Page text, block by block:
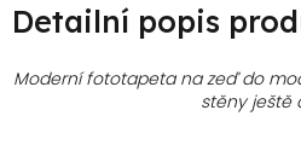
Detailní popis
Moderní fototapeta na zeď do
stěny ještě